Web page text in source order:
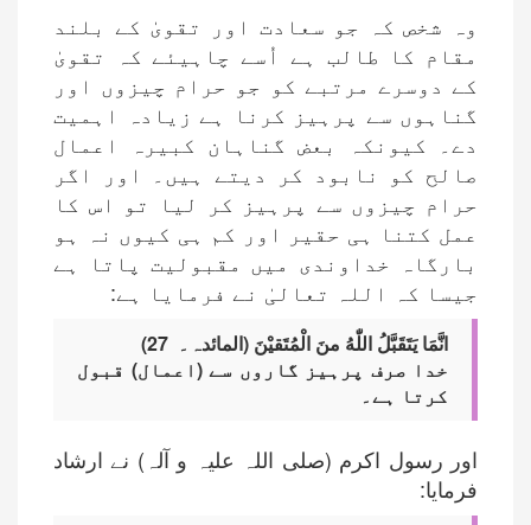
وہ شخص کہ جو سعادت اور تقویٰ کے بلند
مقام کا طالب ہے اُسے چاہیئے کہ تقویٰ
کے دوسرے مرتبے کو جو حرام چیزوں اور
گناہوں سے پرہیز کرنا ہے زیادہ اہمیت
دے۔ کیونکہ بعض گناہان کبیرہ اعمال
صالح کو نابود کر دیتے ہیں۔ اور اگر
حرام چیزوں سے پرہیز کر لیا تو اس کا
عمل کتنا ہی حقیر اور کم ہی کیوں نہ ہو
بارگاہ خداوندی میں مقبولیت پاتا ہے
جیسا کہ اللہ تعالیٰ نے فرمایا ہے:
انَّمَا یَتَقَبَّلُ اللّٰهُ منَ الْمُتَقیْنَ (المائدہ۔ 27)
خدا صرف پرہیز گاروں سے (اعمال) قبول
کرتا ہے۔
اور رسول اکرم (صلی اللہ علیہ و آلہ) نے ارشاد
فرمایا: